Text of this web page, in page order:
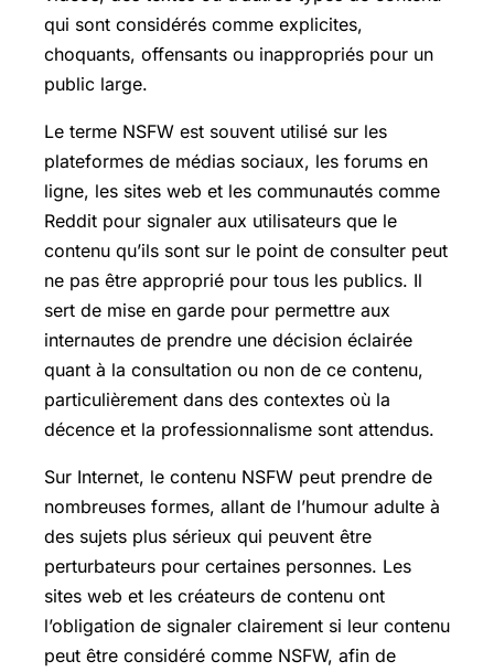
qui sont considérés comme explicites,
choquants, offensants ou inappropriés pour un
public large.
Le terme NSFW est souvent utilisé sur les
plateformes de médias sociaux, les forums en
ligne, les sites web et les communautés comme
Reddit pour signaler aux utilisateurs que le
contenu qu’ils sont sur le point de consulter peut
ne pas être approprié pour tous les publics. Il
sert de mise en garde pour permettre aux
internautes de prendre une décision éclairée
quant à la consultation ou non de ce contenu,
particulièrement dans des contextes où la
décence et la professionnalisme sont attendus.
Sur Internet, le contenu NSFW peut prendre de
nombreuses formes, allant de l’humour adulte à
des sujets plus sérieux qui peuvent être
perturbateurs pour certaines personnes. Les
sites web et les créateurs de contenu ont
l’obligation de signaler clairement si leur contenu
peut être considéré comme NSFW, afin de